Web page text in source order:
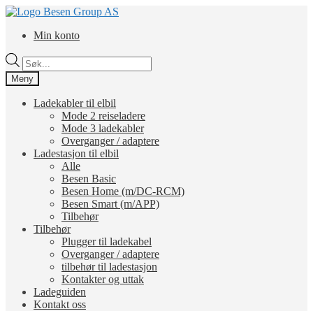
Hopp
navigasjon
Hopp
innholdMin konto
Products
search
Meny
Ladekabler til elbil
Mode 2 reiseladere
Mode 3 ladekabler
Overganger / adaptere
Ladestasjon til elbil
Alle
Besen Basic
Besen Home (m/DC-RCM)
Besen Smart (m/APP)
Tilbehør
Tilbehør
Plugger til ladekabel
Overganger / adaptere
tilbehør til ladestasjon
Kontakter og uttak
Ladeguiden
Kontakt oss